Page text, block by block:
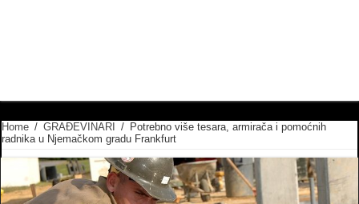
Home / GRAĐEVINARI / Potrebno više tesara, armirača i pomoćnih
radnika u Njemačkom gradu Frankfurt